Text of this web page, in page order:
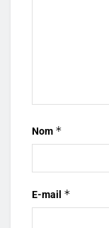
Nom *
E-mail *